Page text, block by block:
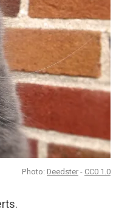
Photo: Deedster- CC0 1.0